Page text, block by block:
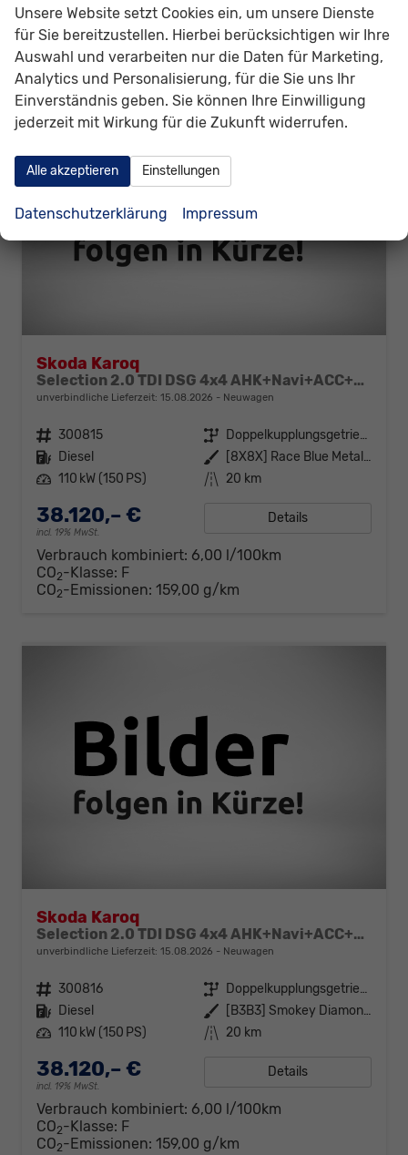
CO
-Klasse: F
CO2 -Emissionen:159,00 g/km
Skoda Karoq
Selection 2.0 TDI DSG 4x4 AHK+Navi+ACC+Kamera+Sitzheiz+eHeck+Chrom+Lodge+GV5
unverbindliche Lieferzeit: 15.08.2026 Neuwagen
Fahrzeugnr. 300815 Getriebe
Doppelkupplungsgetriebe (DSG)
Kraftstoff Diesel Außenfarbe
[8X8X] Race Blue Metallic
Leistung 110 kW (150 PS) Kilometerstand 20 km
38.120,– €
incl. 19% MwSt.
Details
Verbrauch kombiniert: 6,00 l/100km
CO2-Klasse: F
CO2-Emissionen: 159,00 g/km
Skoda Karoq
Selection 2.0 TDI DSG 4x4 AHK+Navi+ACC+Kamera+Sitzheiz+eHeck+Chrom+Lodge+GV5
unverbindliche Lieferzeit: 15.08.2026 Neuwagen
Fahrzeugnr. 300816 Getriebe
Doppelkupplungsgetriebe (DSG)
Kraftstoff Diesel Außenfarbe
[B3B3] Smokey Diamond-Silber Metallic
Leistung 110 kW (150 PS) Kilometerstand 20 km
38.120,– €
incl. 19% MwSt.
Details
Verbrauch kombiniert: 6,00 l/100km
CO2-Klasse: F
CO2-Emissionen: 159,00 g/km
Unsere Website setzt Cookies ein, um unsere Dienste
für Sie bereitzustellen. Hierbei berücksichtigen wir Ihre
Auswahl und verarbeiten nur die Daten für Marketing,
Analytics und Personalisierung, für die Sie uns Ihr
Einverständnis geben. Sie können Ihre Einwilligung
jederzeit mit Wirkung für die Zukunft widerrufen.
Alle akzeptieren Einstellungen
Datenschutzerklärung Impressum